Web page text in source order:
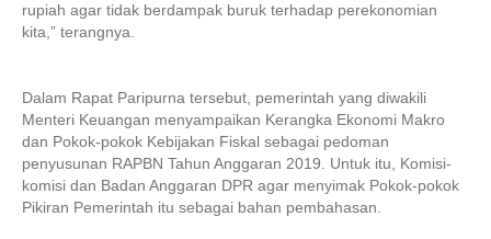
rupiah agar tidak berdampak buruk terhadap perekonomian
kita,” terangnya.
Dalam Rapat Paripurna tersebut, pemerintah yang diwakili
Menteri Keuangan menyampaikan Kerangka Ekonomi Makro
dan Pokok-pokok Kebijakan Fiskal sebagai pedoman
penyusunan RAPBN Tahun Anggaran 2019. Untuk itu, Komisi-
komisi dan Badan Anggaran DPR agar menyimak Pokok-pokok
Pikiran Pemerintah itu sebagai bahan pembahasan.